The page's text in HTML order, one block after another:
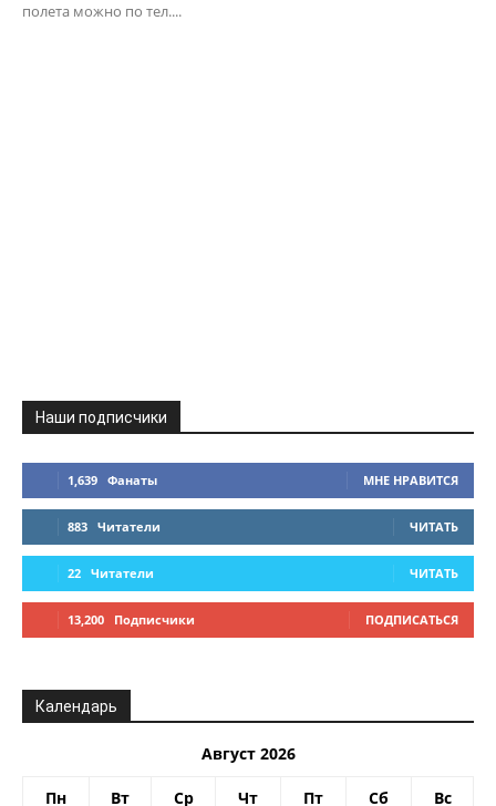
полета можно по тел....
Наши подписчики
1,639 Фанаты МНЕ НРАВИТСЯ
883 Читатели ЧИТАТЬ
22 Читатели ЧИТАТЬ
13,200 Подписчики ПОДПИСАТЬСЯ
Календарь
Август 2026
Пн Вт Ср Чт Пт Сб Вс